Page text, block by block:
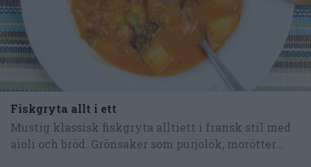
Fiskgryta allt i ett
Mustig klassisk fiskgryta alltiett i fransk stil med
aioli och bröd. Grönsaker som purjolök, morötter...